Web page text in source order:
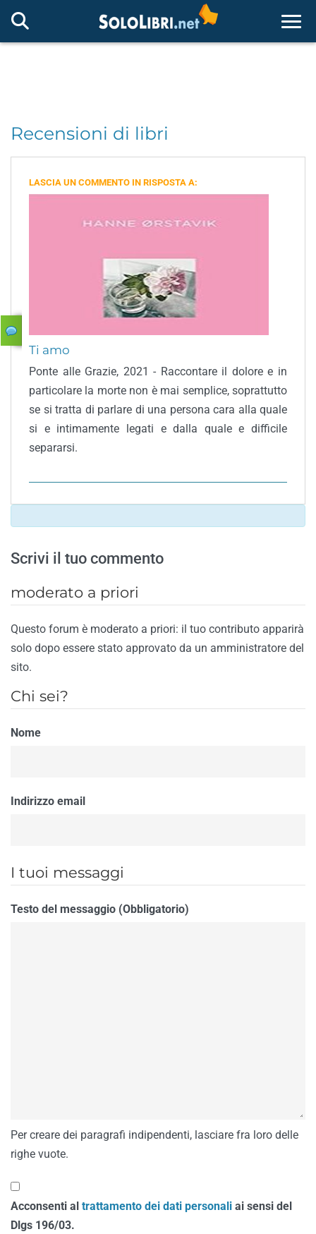
Recensioni di libri
LASCIA UN COMMENTO IN RISPOSTA A:
Ti amo
Ponte alle Grazie, 2021 - Raccontare il dolore e in
particolare la morte non è mai semplice, soprattutto
se si tratta di parlare di una persona cara alla quale
si e intimamente legati e dalla quale e difficile
separarsi.
Scrivi il tuo commento
moderato a priori
Questo forum è moderato a priori: il tuo contributo apparirà
solo dopo essere stato approvato da un amministratore del
sito.
Chi sei?
Nome
Indirizzo email
I tuoi messaggi
Testo del messaggio (Obbligatorio)
Per creare dei paragrafi indipendenti, lasciare fra loro delle
righe vuote.
Acconsenti al trattamento dei dati personali ai sensi del
Dlgs 196/03.